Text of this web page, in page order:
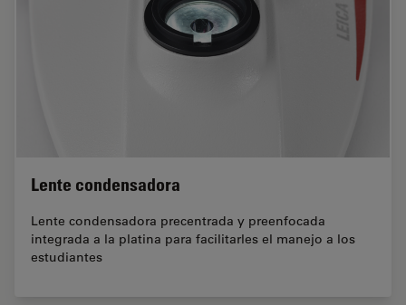
Lente condensadora
Lente condensadora precentrada y preenfocada
integrada a la platina para facilitarles el manejo a los
estudiantes